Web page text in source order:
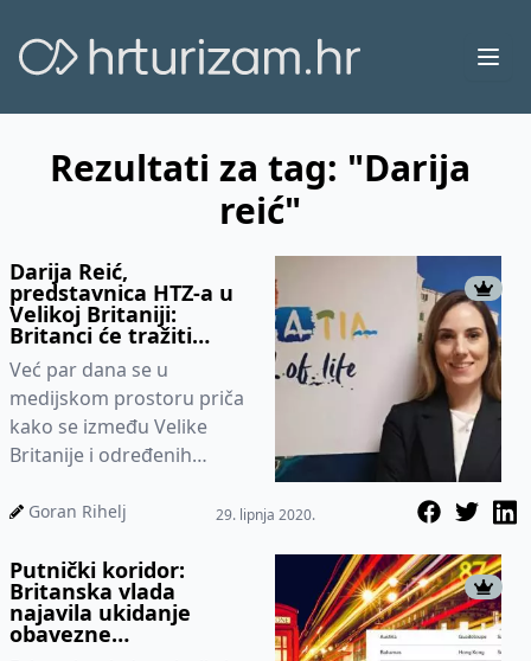
Rezultati za tag: "Darija
reić"
Darija Reić,
predstavnica HTZ-a u
Velikoj Britaniji:
Britanci će tražiti
manje turističke
lokacije ili "hidden
gems"
Već par dana se u
medijskom prostoru priča
kako se između Velike
Britanije i određenih
pregovara na tzv “zračnom
Goran Rihelj 29. lipnja 2020.
Putnički koridor:
Britanska vlada
najavila ukidanje
obavezne
samoizolacije